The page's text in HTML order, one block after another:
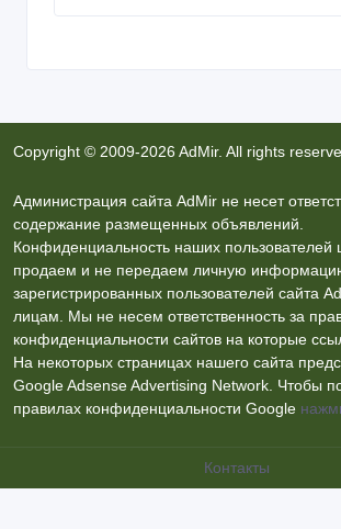
Copyright © 2009-2026 AdMir. All rights
Администрация сайта AdMir не несет
содержание размещенных объявлений.
Конфиденциальность наших
продаем и не передаем личную
зарегистрированных пользователей сайта
лицам. Мы не несем ответственность за
конфиденциальности сайтов на которые
На некоторых страницах нашего сайта
Google Adsense Advertising Network. Чтобы
правилах конфиденциальности Google
Контакты